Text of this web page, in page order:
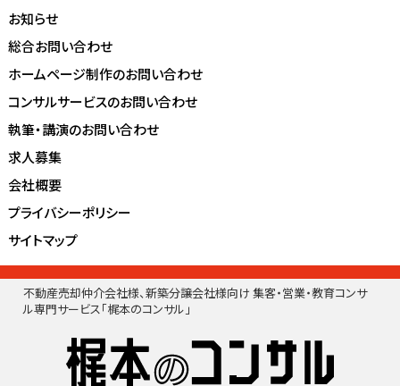
お知らせ
総合お問い合わせ
ホームページ制作のお問い合わせ
コンサルサービスのお問い合わせ
執筆・講演のお問い合わせ
求人募集
会社概要
プライバシーポリシー
サイトマップ
不動産売却仲介会社様、新築分譲会社様向け 集客・営業・教育コンサ
ル専門サービス「梶本のコンサル」